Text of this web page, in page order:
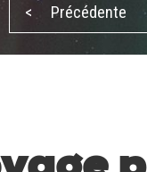
< Précédente